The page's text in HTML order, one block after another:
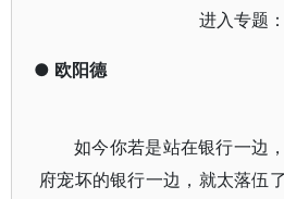
进入专题
● 欧阳德
如今你若是站在银行一边
府宠坏的银行一边，就太落伍